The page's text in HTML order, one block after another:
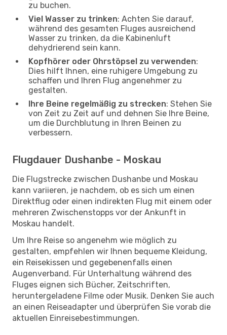
zu buchen.
Viel Wasser zu trinken: Achten Sie darauf,
während des gesamten Fluges ausreichend
Wasser zu trinken, da die Kabinenluft
dehydrierend sein kann.
Kopfhörer oder Ohrstöpsel zu verwenden:
Dies hilft Ihnen, eine ruhigere Umgebung zu
schaffen und Ihren Flug angenehmer zu
gestalten.
Ihre Beine regelmäßig zu strecken: Stehen Sie
von Zeit zu Zeit auf und dehnen Sie Ihre Beine,
um die Durchblutung in Ihren Beinen zu
verbessern.
Flugdauer Dushanbe - Moskau
Die Flugstrecke zwischen Dushanbe und Moskau
kann variieren, je nachdem, ob es sich um einen
Direktflug oder einen indirekten Flug mit einem oder
mehreren Zwischenstopps vor der Ankunft in
Moskau handelt.
Um Ihre Reise so angenehm wie möglich zu
gestalten, empfehlen wir Ihnen bequeme Kleidung,
ein Reisekissen und gegebenenfalls einen
Augenverband. Für Unterhaltung während des
Fluges eignen sich Bücher, Zeitschriften,
heruntergeladene Filme oder Musik. Denken Sie auch
an einen Reiseadapter und überprüfen Sie vorab die
aktuellen Einreisebestimmungen.